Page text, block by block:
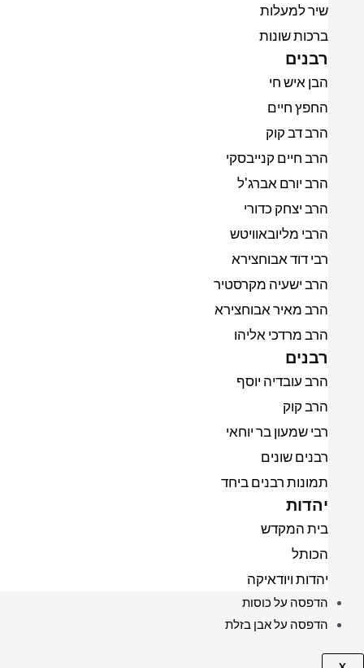
שיר למעלות
ברכות שונות
רבנים
הבן איש חי
החפץ חיים
הרב דב קוק
הרב חיים קנייבסקי
הרב יורם אברג'ל
הרב יצחק כדורי
הרבי מליובאוויטש
רבי דוד אבוחצירא
הרב ישעיה מקרסטיר
הרב מאיר אבוחצירא
הרב מרדכי אליהו
רבנים
הרב עובדיה יוסף
הרב קוק
רבי שמעון בר יוחאי
רבנים שונים
תמונות רבנים ביחד
יהדות
בית המקדש
הכותל
יהדות ויודאיקה
הדפסה על כוסות
הדפסה על אבן בזלת